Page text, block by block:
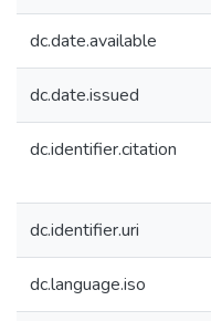
dc.date.available
dc.date.issued
dc.identifier.citation
dc.identifier.uri
dc.language.iso